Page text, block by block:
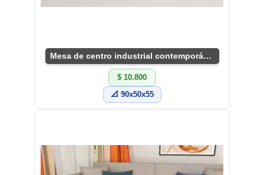
Mesa de centro industrial contemporánea
$ 10.800
📐 90x50x55